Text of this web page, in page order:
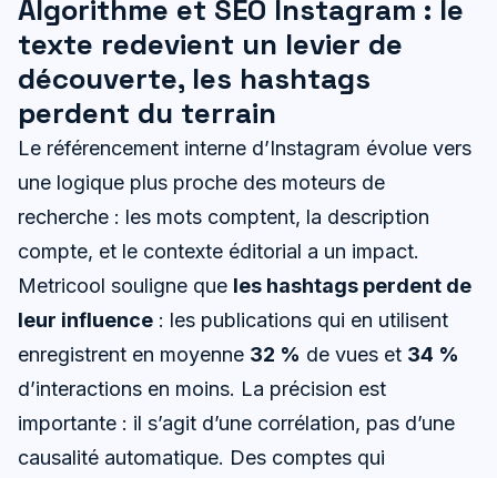
Algorithme et SEO Instagram : le
texte redevient un levier de
découverte, les hashtags
perdent du terrain
Le référencement interne d’Instagram évolue vers
une logique plus proche des moteurs de
recherche : les mots comptent, la description
compte, et le contexte éditorial a un impact.
Metricool souligne que les hashtags perdent de
leur influence : les publications qui en utilisent
enregistrent en moyenne 32 % de vues et 34 %
d’interactions en moins. La précision est
importante : il s’agit d’une corrélation, pas d’une
causalité automatique. Des comptes qui